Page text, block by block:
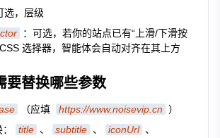
选，层级
：可选，若你的站点已有“上滑/下滑按
选择器，智能体会自动对齐在其上方
要替换哪些参数
（应填 https://www.noisevip.cn ）
title 、 subtitle 、 iconUrl 、